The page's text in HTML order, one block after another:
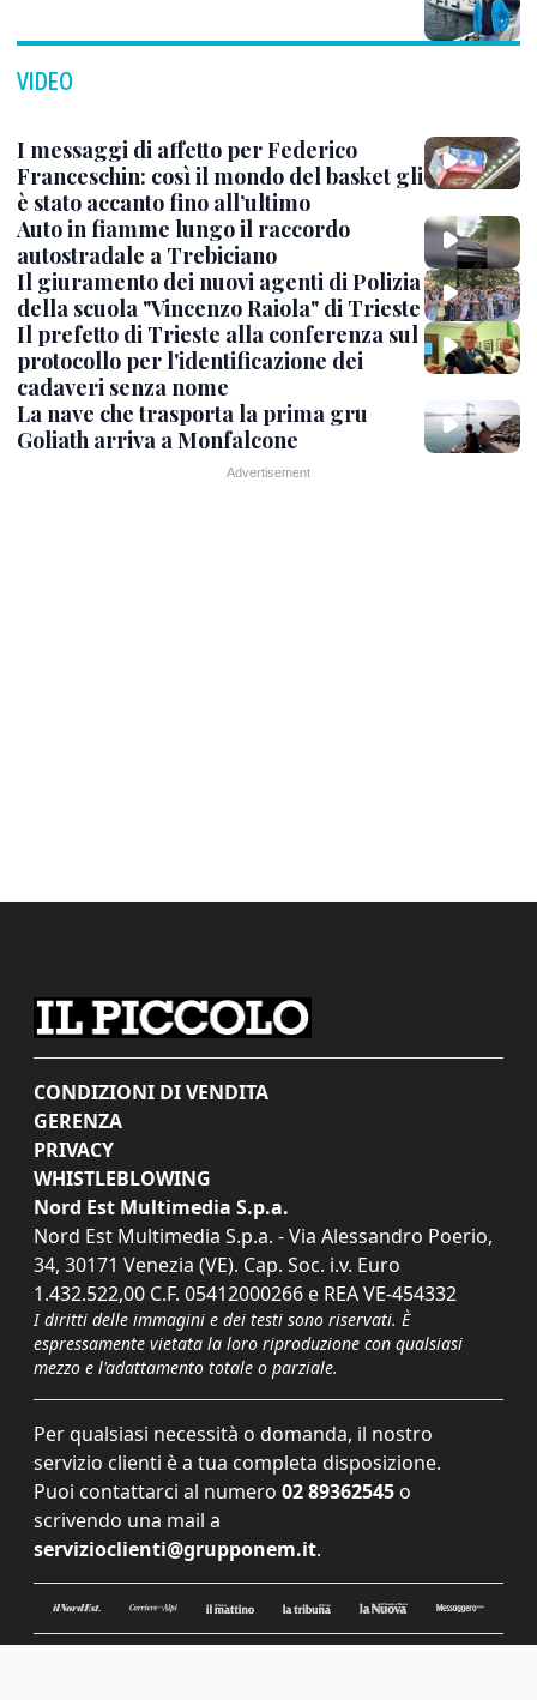
VIDEO
I messaggi di affetto per Federico
Franceschin: così il mondo del basket gli
è stato accanto fino all’ultimo
Auto in fiamme lungo il raccordo
autostradale a Trebiciano
Il giuramento dei nuovi agenti di Polizia
della scuola "Vincenzo Raiola" di Trieste
Il prefetto di Trieste alla conferenza sul
protocollo per l'identificazione dei
cadaveri senza nome
La nave che trasporta la prima gru
Goliath arriva a Monfalcone
CONDIZIONI DI VENDITA
GERENZA
PRIVACY
WHISTLEBLOWING
Nord Est Multimedia S.p.a.
Nord Est Multimedia S.p.a. - Via Alessandro Poerio,
34, 30171 Venezia (VE). Cap. Soc. i.v. Euro
1.432.522,00 C.F. 05412000266 e REA VE-454332
I diritti delle immagini e dei testi sono riservati. È
espressamente vietata la loro riproduzione con qualsiasi
mezzo e l'adattamento totale o parziale.
Per qualsiasi necessità o domanda, il nostro
servizio clienti è a tua completa disposizione.
Puoi contattarci al numero 02 89362545 o
scrivendo una mail a
servizioclienti@grupponem.it.